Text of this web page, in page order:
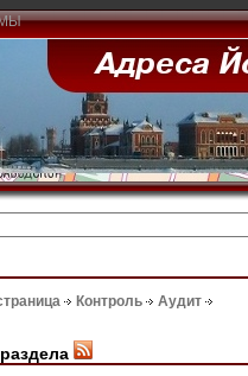
Контроль Аудит